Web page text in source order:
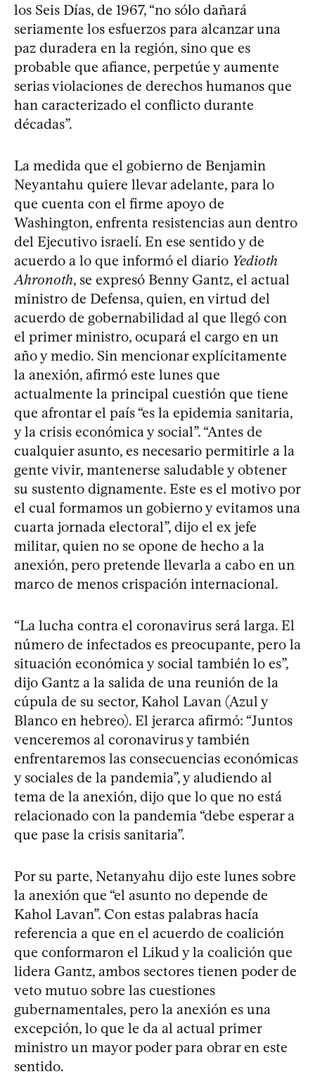
los Seis Días, de 1967, “no sólo dañará
seriamente los esfuerzos para alcanzar una
paz duradera en la región, sino que es
probable que afiance, perpetúe y aumente
serias violaciones de derechos humanos que
han caracterizado el conflicto durante
décadas”.
La medida que el gobierno de Benjamin
Neyantahu quiere llevar adelante, para lo
que cuenta con el firme apoyo de
Washington, enfrenta resistencias aun dentro
del Ejecutivo israelí. En ese sentido y de
acuerdo a lo que informó el diario Yedioth
Ahronoth, se expresó Benny Gantz, el actual
ministro de Defensa, quien, en virtud del
acuerdo de gobernabilidad al que llegó con
el primer ministro, ocupará el cargo en un
año y medio. Sin mencionar explícitamente
la anexión, afirmó este lunes que
actualmente la principal cuestión que tiene
que afrontar el país “es la epidemia sanitaria,
y la crisis económica y social”. “Antes de
cualquier asunto, es necesario permitirle a la
gente vivir, mantenerse saludable y obtener
su sustento dignamente. Este es el motivo por
el cual formamos un gobierno y evitamos una
cuarta jornada electoral”, dijo el ex jefe
militar, quien no se opone de hecho a la
anexión, pero pretende llevarla a cabo en un
marco de menos crispación internacional.
“La lucha contra el coronavirus será larga. El
número de infectados es preocupante, pero la
situación económica y social también lo es”,
dijo Gantz a la salida de una reunión de la
cúpula de su sector, Kahol Lavan (Azul y
Blanco en hebreo). El jerarca afirmó: “Juntos
venceremos al coronavirus y también
enfrentaremos las consecuencias económicas
y sociales de la pandemia”, y aludiendo al
tema de la anexión, dijo que lo que no está
relacionado con la pandemia “debe esperar a
que pase la crisis sanitaria”.
Por su parte, Netanyahu dijo este lunes sobre
la anexión que “el asunto no depende de
Kahol Lavan”. Con estas palabras hacía
referencia a que en el acuerdo de coalición
que conformaron el Likud y la coalición que
lidera Gantz, ambos sectores tienen poder de
veto mutuo sobre las cuestiones
gubernamentales, pero la anexión es una
excepción, lo que le da al actual primer
ministro un mayor poder para obrar en este
sentido.